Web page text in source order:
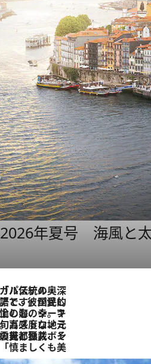
年夏号 海風と
石畳に刻まれた「歴史の光と影」